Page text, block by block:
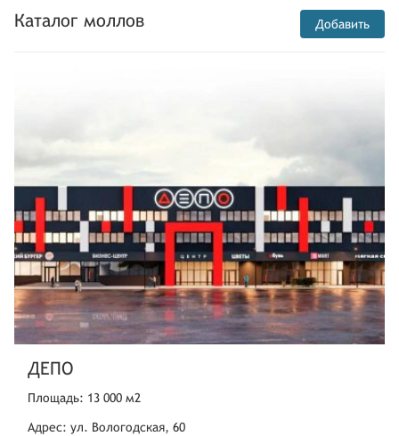
Каталог моллов Добавить
ДЕПО
Площадь: 13 000 м2
Адрес: ул. Вологодская, 60